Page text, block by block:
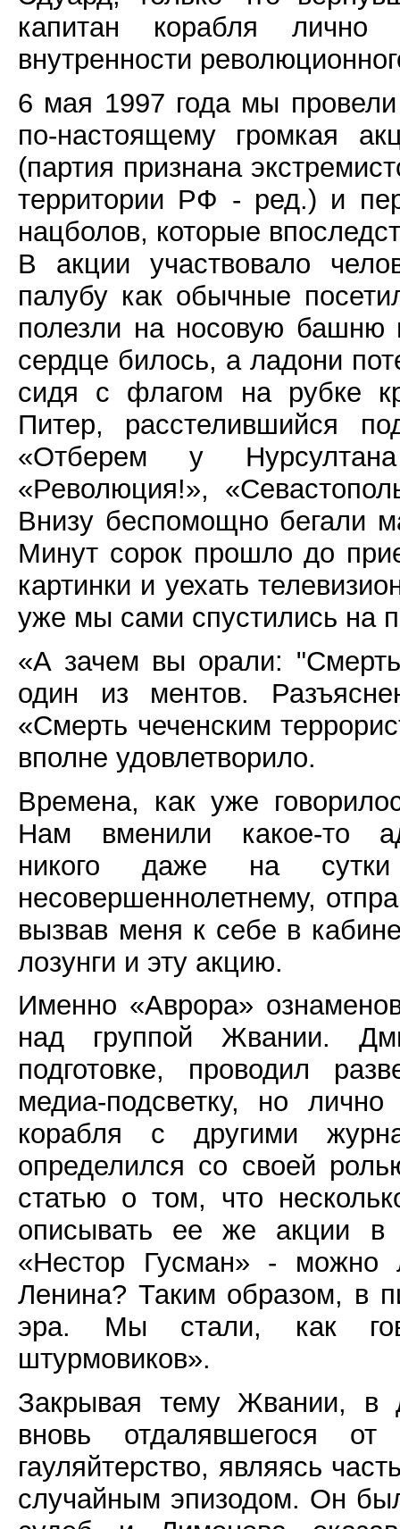
капитан корабля лично
внутренности
6 мая 1997 года мы
по-настоящему громкая
(партия признана
территории РФ - ред.) и
нацболов, которые
В акции участвовало
палубу как обычные
полезли на носовую башню
сердце билось, а ладони
сидя с флагом на рубке
Питер, расстелившийся
«Отберем у
«Революция!»,
Внизу беспомощно бегали
Минут сорок прошло до
картинки и уехать
уже мы сами спустились на
«А зачем вы орали:
один из ментов.
«Смерть чеченским
вполне удовлетворило.
Времена, как уже
Нам вменили какое-то
никого даже на
несовершеннолетнему,
вызвав меня к себе в
лозунги и эту акцию.
Именно «Аврора»
над группой Жвании.
подготовке, проводил
медиа-подсветку, но
корабля с другими
определился со своей
статью о том, что
описывать ее же акции в
«Нестор Гусман» - можно
Ленина? Таким образом, в
эра. Мы стали, как
штурмовиков».
Закрывая тему Жвании, в
вновь отдалявшегося
гауляйтерство, являясь
случайным эпизодом. Он